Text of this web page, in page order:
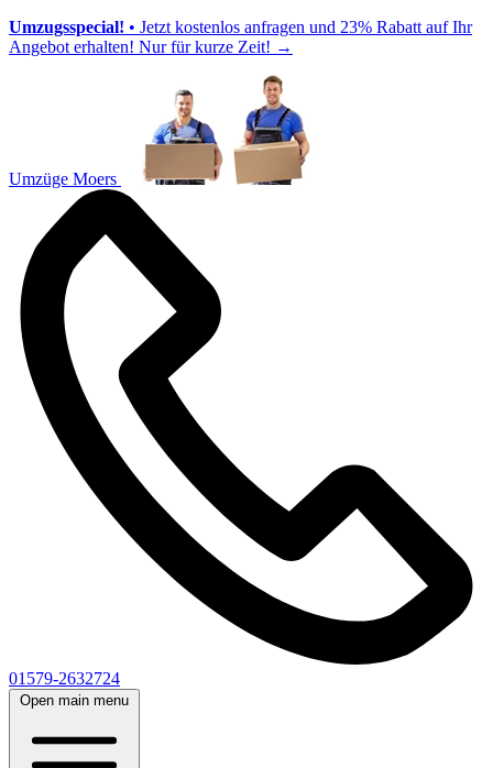
Umzugsspecial! • Jetzt kostenlos anfragen und 23% Rabatt auf Ihr
Angebot erhalten! Nur für kurze Zeit! →
Umzüge Moers
01579-2632724
Open main menu